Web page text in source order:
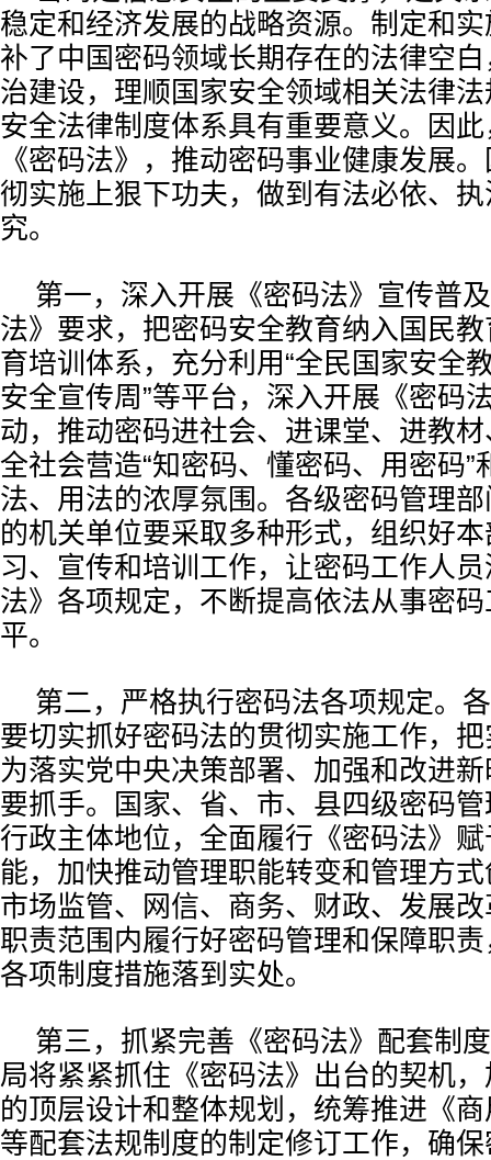
稳定和经济发展的战略资源。制定和
补了中国密码领域长期存在的法律空
治建设，理顺国家安全领域相关法律
安全法律制度体系具有重要意义。因
《密码法》，推动密码事业健康发展
彻实施上狠下功夫，做到有法必依、
究。
第一，深入开展《密码法》宣传普
法》要求，把密码安全教育纳入国民
育培训体系，充分利用“全民国家安全
安全宣传周”等平台，深入开展《密码
动，推动密码进社会、进课堂、进教
全社会营造“知密码、懂密码、用密码”
法、用法的浓厚氛围。各级密码管理
的机关单位要采取多种形式，组织好
习、宣传和培训工作，让密码工作人
法》各项规定，不断提高依法从事密
平。
第二，严格执行密码法各项规定。
要切实抓好密码法的贯彻实施工作，
为落实党中央决策部署、加强和改进
要抓手。国家、省、市、县四级密码
行政主体地位，全面履行《密码法》
能，加快推动管理职能转变和管理方
市场监管、网信、商务、财政、发展
职责范围内履行好密码管理和保障职
各项制度措施落到实处。
第三，抓紧完善《密码法》配套制
局将紧紧抓住《密码法》出台的契机
的顶层设计和整体规划，统筹推进《
等配套法规制度的制定修订工作，确